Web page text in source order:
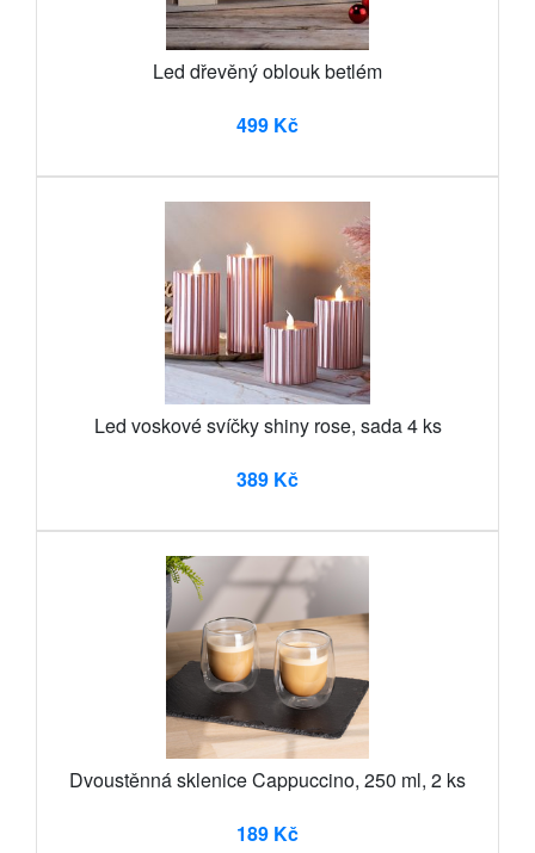
Led dřevěný oblouk betlém
499 Kč
Led voskové svíčky shiny rose, sada 4 ks
389 Kč
Dvoustěnná sklenice Cappuccino, 250 ml, 2 ks
189 Kč